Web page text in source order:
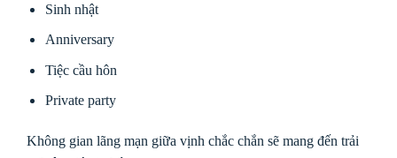
Sinh nhật
Anniversary
Tiệc cầu hôn
Private party
Không gian lãng mạn giữa vịnh chắc chắn sẽ mang đến trải